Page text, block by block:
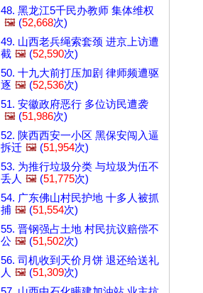
48. 黑龙江5千民办教师 集体维权
🖼️ (52,668次)
49. 山西老兵绳索套颈 进京上访遭
截 🖼️ (52,590次)
50. 十九大前打压加剧 律师频遭驱
逐 🖼️ (52,536次)
51. 安徽政府恶行 多位访民遭袭
🖼️ (51,986次)
52. 陕西西安一小区 黑保安闯入逼
拆迁 🖼️ (51,954次)
53. 为推行垃圾分类 与垃圾为伍不
丢人 🖼️ (51,775次)
54. 广东佛山村民护地 十多人被抓
捕 🖼️ (51,554次)
55. 晋钢强占土地 村民抗议赔偿不
公 🖼️ (51,502次)
56. 司机收到天价月饼 退还给送礼
人 🖼️ (51,309次)